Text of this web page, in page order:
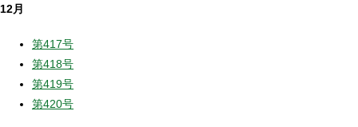
12月
第417号
第418号
第419号
第420号